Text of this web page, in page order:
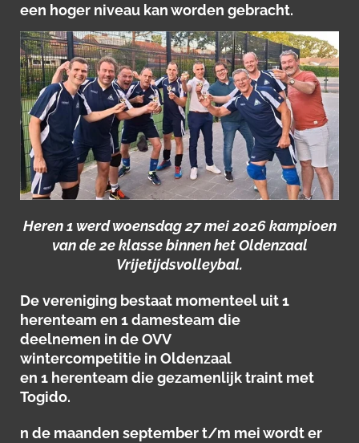
een hoger niveau kan worden gebracht.
Heren 1 werd woensdag 27 mei 2026 kampioen
van de 2e klasse binnen het Oldenzaal
Vrijetijdsvolleybal.
De vereniging bestaat momenteel uit 1
herenteam en 1 damesteam die
deelnemen in de OVV
wintercompetitie in Oldenzaal
en 1 herenteam die gezamenlijk traint met
Togido.
n de maanden september t/m mei wordt er